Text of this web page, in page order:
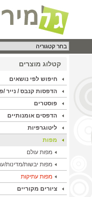
קטלוג מוצרים
חיפוש לפי נושאים
הדפסות קנבס / נייר
פוסטרים
הדפסים אומנותיים
ליטוגרפיות
מפות
מפות עולם
מפות יבשות/מדינות/
מפות עתיקות
ציורים מקוריים